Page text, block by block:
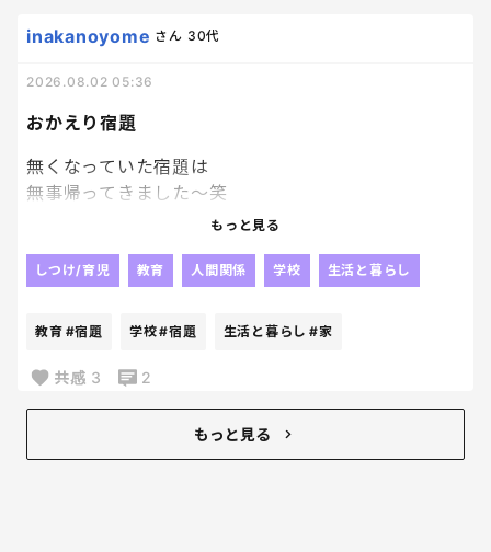
でもね、時間見て？
おかえり宿題
inakanoyome さん 30代
2026.08.02 05:36
無くなっていた宿題は
無事帰ってきました～笑
やっぱり人の「見た」とか
じゃないかなぁ～って思っていた通り、
2日後に
毎日荷物開けないパターンね！？笑
戻ってきたことが何よりだから
我が家ってましたようーーーー。笑
もっと見る
しつけ/育児 教育 人間関係 学校 生活と暮らし
教育 #宿題 学校#宿題 生活と暮らし #家
共感 3 2
もっと見る